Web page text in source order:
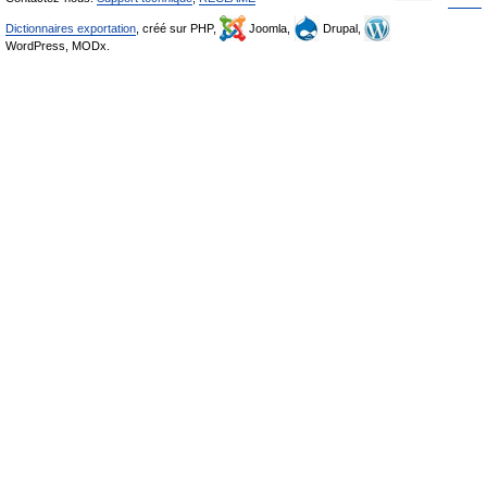
Dictionnaires exportation , créé sur PHP, Joomla,
Drupal,
WordPress, MODx.